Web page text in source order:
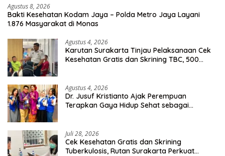
Agustus 8, 2026
Bakti Kesehatan Kodam Jaya – Polda Metro Jaya Layani
1.876 Masyarakat di Monas
Agustus 4, 2026
Karutan Surakarta Tinjau Pelaksanaan Cek
Kesehatan Gratis dan Skrining TBC, 500
Agustus 4, 2026
Dr. Jusuf Kristianto Ajak Perempuan
Terapkan Gaya Hidup Sehat sebagai
Juli 28, 2026
Cek Kesehatan Gratis dan Skrining
Tuberkulosis, Rutan Surakarta Perkuat